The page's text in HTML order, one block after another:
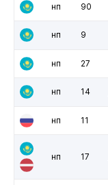
нп 90
нп 9
нп 27
нп 14
нп 11
нп 17